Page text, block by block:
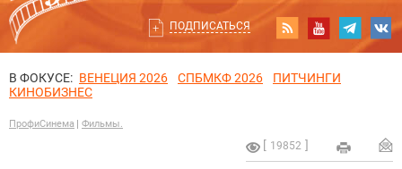
ПОДПИСАТЬСЯ
В ФОКУСЕ: ВЕНЕЦИЯ 2026 СПБМКФ 2026
ПИТЧИНГИ
КИНОБИЗНЕС
ПрофиСинема Фильмы.
19852